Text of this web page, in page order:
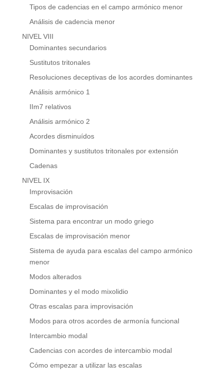
Tipos de cadencias en el campo armónico menor
Análisis de cadencia menor
NIVEL VIII
Dominantes secundarios
Sustitutos tritonales
Resoluciones deceptivas de los acordes dominantes
Análisis armónico 1
IIm7 relativos
Análisis armónico 2
Acordes disminuídos
Dominantes y sustitutos tritonales por extensión
Cadenas
NIVEL IX
Improvisación
Escalas de improvisación
Sistema para encontrar un modo griego
Escalas de improvisación menor
Sistema de ayuda para escalas del campo armónico
menor
Modos alterados
Dominantes y el modo mixolidio
Otras escalas para improvisación
Modos para otros acordes de armonía funcional
Intercambio modal
Cadencias con acordes de intercambio modal
Cómo empezar a utilizar las escalas